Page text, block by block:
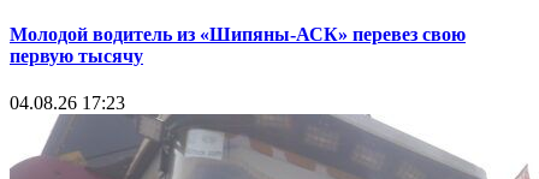
Молодой водитель из «Шипяны-АСК» перевез свою
первую тысячу
04.08.26 17:23